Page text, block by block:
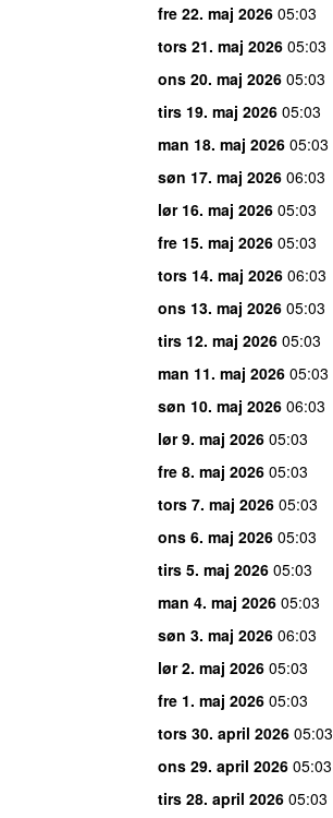
fre 22. maj 2026 05:03
tors 21. maj 2026 05:03
ons 20. maj 2026 05:03
tirs 19. maj 2026 05:03
man 18. maj 2026 05:03
søn 17. maj 2026 06:03
lør 16. maj 2026 05:03
fre 15. maj 2026 05:03
tors 14. maj 2026 06:03
ons 13. maj 2026 05:03
tirs 12. maj 2026 05:03
man 11. maj 2026 05:03
søn 10. maj 2026 06:03
lør 9. maj 2026 05:03
fre 8. maj 2026 05:03
tors 7. maj 2026 05:03
ons 6. maj 2026 05:03
tirs 5. maj 2026 05:03
man 4. maj 2026 05:03
søn 3. maj 2026 06:03
lør 2. maj 2026 05:03
fre 1. maj 2026 05:03
tors 30. april 2026 05:03
ons 29. april 2026 05:03
tirs 28. april 2026 05:03